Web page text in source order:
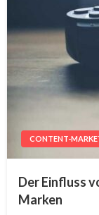
CONTENT-
Der Einfluss
Marken